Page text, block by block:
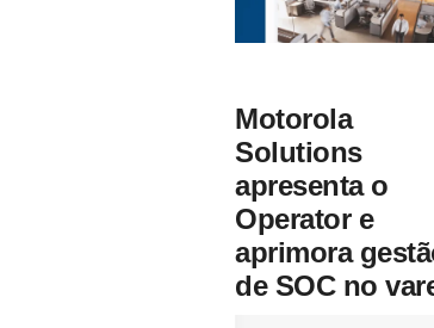
Motorola
Solutions
apresenta o
Operator e
aprimora
de SOC no